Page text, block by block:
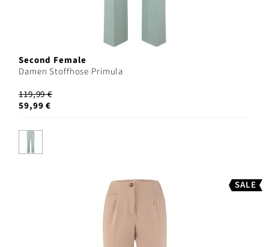
Second Female
Damen Stoffhose Primula
119,99 €
59,99 €
SALE